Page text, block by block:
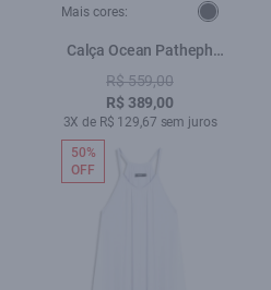
Mais cores:
Calça Ocean Patheph
Lav. 35 Amaciado
R$ 559,00
R$ 389,00
3X de R$ 129,67 sem juros
50%
OFF